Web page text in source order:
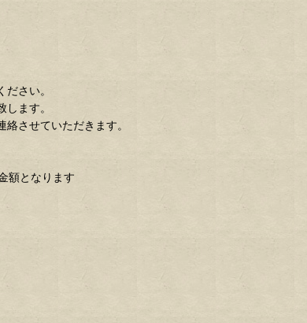
さい。
ます。
させていただきます。
額となります